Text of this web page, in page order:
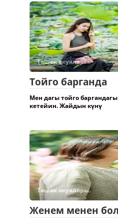
Төшөк окуялары.
Тойго барганда
Мен дагы тойго
кетейин. Жайдын күнү
Төшөк окуялары.
Женем менен